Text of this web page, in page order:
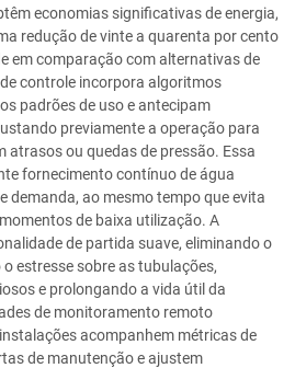
economias significativas de energia,
redução de vinte a quarenta por cento
em comparação com alternativas de
controle incorpora algoritmos
padrões de uso e antecipam
previamente a operação para
atrasos ou quedas de pressão. Essa
fornecimento contínuo de água
demanda, ao mesmo tempo que evita
de baixa utilização. A
de partida suave, eliminando o
estresse sobre as tubulações,
e prolongando a vida útil da
de monitoramento remoto
acompanhem métricas de
de manutenção e ajustem